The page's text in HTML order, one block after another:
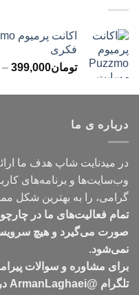
فکری
تومان399,000
–
درباره ی ما
در میدنایت شاپ هدف ما
وب‌سایت‌ها و برنامه‌های
گرامی، را به بهترین شکل
تمام فعالیت‌های ما در
صورت می‌گیرد و هیچ
نمی‌شود.
برای مشاوره و سوالات
تلگرام @ArmanLaghaei در ارتباط باشید.